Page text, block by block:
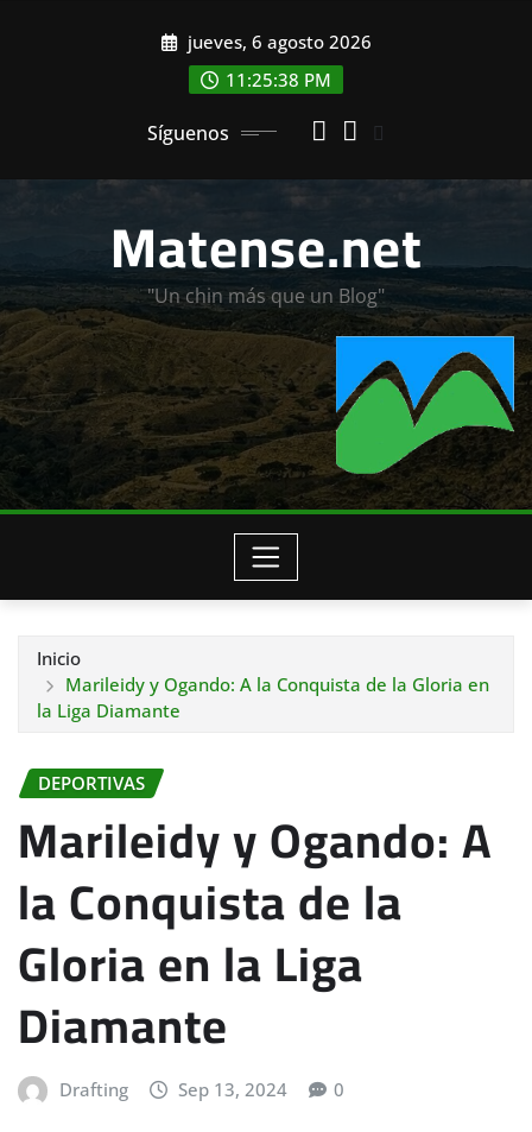
jueves, 6 agosto 2026
11:25:39 PM
Síguenos
Matense.net
"Un chin más que un Blog"
Inicio
Marileidy y Ogando: A la Conquista de la Gloria en
la Liga Diamante
DEPORTIVAS
Marileidy y Ogando: A
la Conquista de la
Gloria en la Liga
Diamante
Drafting Sep 13, 2024 0